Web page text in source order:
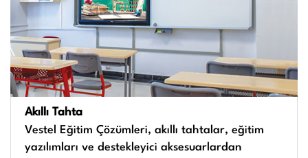
Akıllı Tahta
Vestel Eğitim Çözümleri, akıllı tahtalar, eğitim
yazılımları ve destekleyici aksesuarlardan